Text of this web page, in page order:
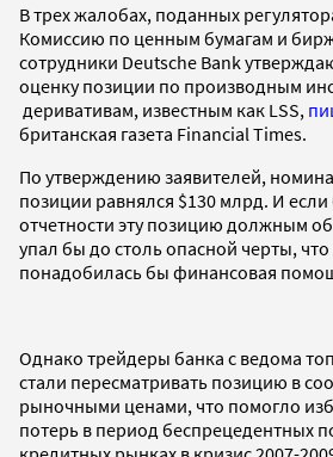
В трех жалобах, поданных
Комиссию по ценным бумагам и
сотрудники Deutsche Bank
оценку позиции по производным
деривативам, известным как LSS,
британская газета Financial Times.
По утверждению заявителей,
позиции равнялся $130 млрд. И
отчетности эту позицию должным
упал бы до столь опасной черты,
понадобилась бы финансовая
Однако трейдеры банка с ведома
стали пересматривать позицию в
рыночными ценами, что помогло
потерь в период беспрецедентных